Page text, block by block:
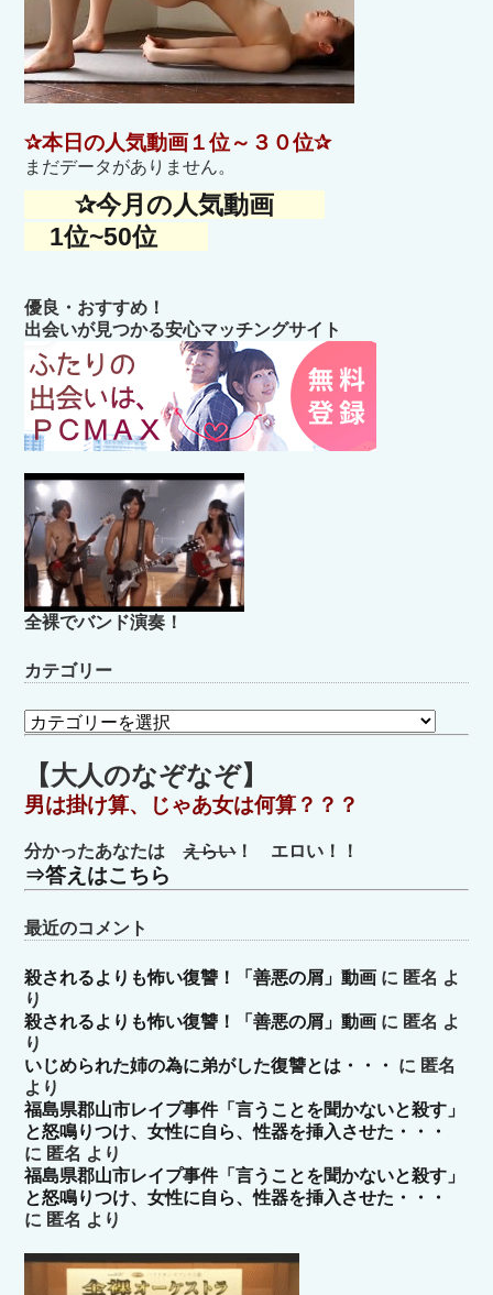
✰本日の人気動画１位～３０位✰
まだデータがありません。
✰今月の人気動画
1位~50位
優良・おすすめ！
出会いが見つかる安心マッチングサイト
全裸でバンド演奏！
カテゴリー
カ
テ
ゴ
リ
ー
【大人のなぞなぞ】
男は掛け算、じゃあ女は何算？？？
分かったあなたはえらい！ エロい！！
⇒答えはこちら
最近のコメント
殺されるよりも怖い復讐！「善悪の屑」動画 に 匿名 よ
り
殺されるよりも怖い復讐！「善悪の屑」動画 に 匿名 よ
り
いじめられた姉の為に弟がした復讐とは・・・
に 匿名
より
福島県郡山市レイプ事件「言うことを聞かないと殺す」
と怒鳴りつけ、女性に自ら、性器を挿入させた・・・
に 匿名 より
福島県郡山市レイプ事件「言うことを聞かないと殺す」
と怒鳴りつけ、女性に自ら、性器を挿入させた・・・
に 匿名 より